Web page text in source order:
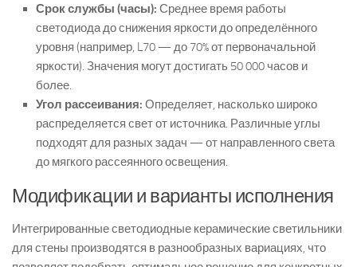
Срок службы (часы): Среднее время работы
светодиода до снижения яркости до определённого
уровня (например, L70 — до 70% от первоначальной
яркости). Значения могут достигать 50 000 часов и
более.
Угол рассеивания: Определяет, насколько широко
распределяется свет от источника. Различные углы
подходят для разных задач — от направленного света
до мягкого рассеянного освещения.
Модификации и варианты исполнения
Интегрированные светодиодные керамические светильники
для стены производятся в разнообразных вариациях, что